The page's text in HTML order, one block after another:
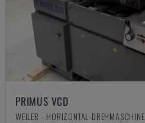
PRIMUS VCD
WEILER - HORIZONTAL-DREHMASCHINE